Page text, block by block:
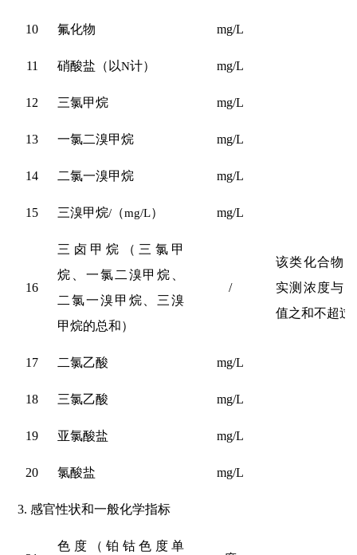
10 氟化物 mg/L
11 硝酸盐（以N计） mg/L
12 三氯甲烷 mg/L
13 一氯二溴甲烷 mg/L
14 二氯一溴甲烷 mg/L
15 三溴甲烷/ （mg/L） mg/L
16
三卤甲烷（三氯甲
烷、一氯二溴甲烷、
二氯一溴甲烷、三溴
甲烷的总和）
/
该类化合物
实测浓度与
值之和不超过
17 二氯乙酸 mg/L
18 三氯乙酸 mg/L
19 亚氯酸盐 mg/L
20 氯酸盐 mg/L
3. 感官性状和一般化学指标
色度（铂钴色度单